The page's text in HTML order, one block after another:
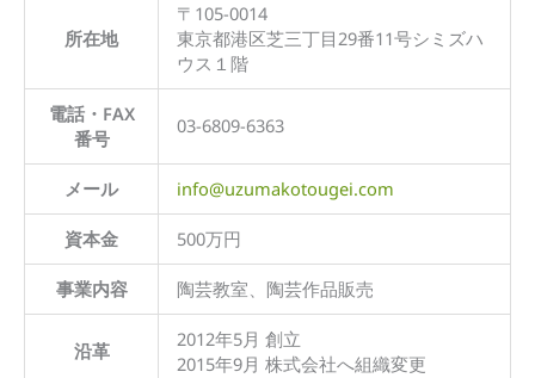
所在地
〒105-0014
東京都港区芝三丁目29番11号シミズハ
ウス１階
電話・FAX
番号
03-6809-6363
メール info@uzumakotougei.com
資本金 500万円
事業内容 陶芸教室、陶芸作品販売
沿革
2012年5月 創立
2015年9月 株式会社へ組織変更